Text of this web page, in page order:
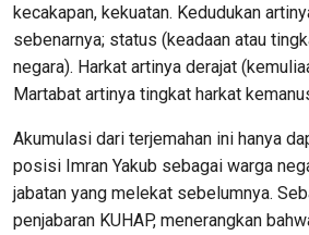
kecakapan, kekuatan. Kedudukan
sebenarnya; status (keadaan atau
negara). Harkat artinya derajat
Martabat artinya tingkat harkat
Akumulasi dari terjemahan ini hanya
posisi Imran Yakub sebagai warga
jabatan yang melekat sebelumnya.
penjabaran KUHAP, menerangkan